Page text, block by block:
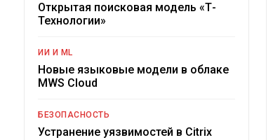
Открытая поисковая модель «Т-
Технологии»
ИИ И ML
Новые языковые модели в облаке
MWS Cloud
БЕЗОПАСНОСТЬ
Устранение уязвимостей в Citrix